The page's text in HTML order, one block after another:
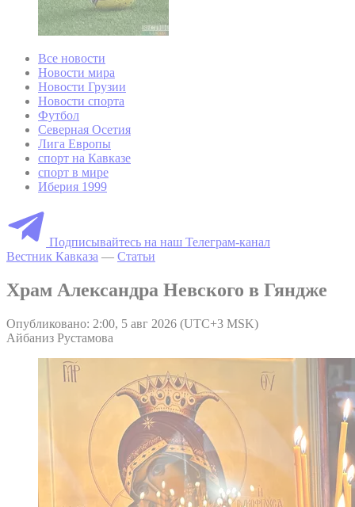
Все новости
Новости мира
Новости Грузии
Новости спорта
Футбол
Северная Осетия
Лига Европы
спорт на Кавказе
спорт в мире
Иберия 1999
Подписывайтесь на наш Телеграм-канал
Вестник Кавказа — Статьи
Храм Александра Невского в Гяндже
Опубликовано: 2:00, 5 авг 2026 (UTC+3 MSK)
Айбаниз Рустамова